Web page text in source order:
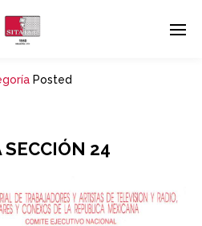
Posted
SECCIÓN 24